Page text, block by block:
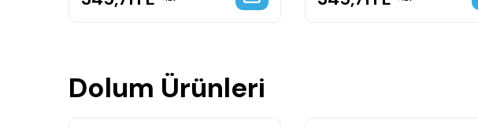
Dolum Ürünleri